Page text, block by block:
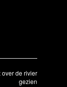
over de rivier
gezien